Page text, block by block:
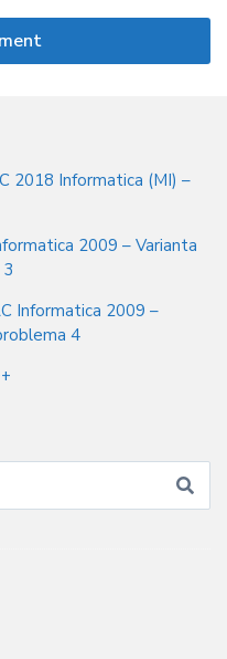
2018 Informatica (MI) –
2009 – Varianta
Informatica 2009 –
4